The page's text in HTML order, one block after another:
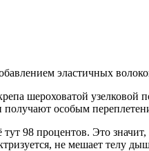
эластичных
шероховатой
получают особым
тут 98 процентов. Это
не мешает телу